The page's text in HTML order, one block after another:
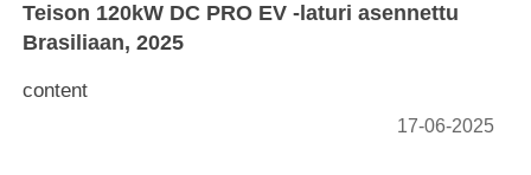
Teison 120kW DC PRO EV -laturi asennettu
Brasiliaan, 2025
content
17-06-2025